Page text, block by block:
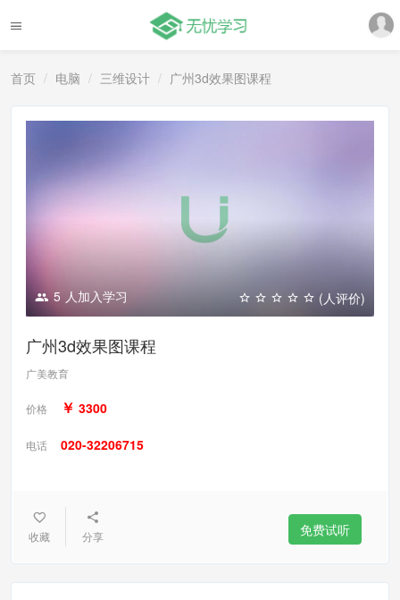
首页 电脑 三维设计 广州3d效果图课程
5 人加入学习 (人评价)
广州3d效果图课程
广美教育
价格 ￥ 3300
电话 020-32206715
收藏 分享 免费试听